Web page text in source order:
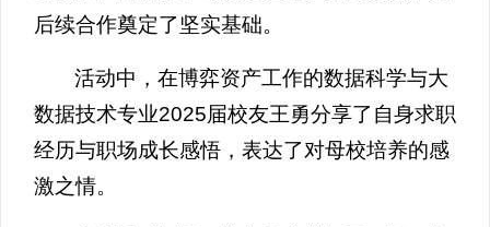
后续合作奠定了坚实基础。
活动中，在博弈资产工作的数据科学与大
数据技术专业2025届校友王勇分享了自身求职
经历与职场成长感悟，表达了对母校培养的感
激之情。